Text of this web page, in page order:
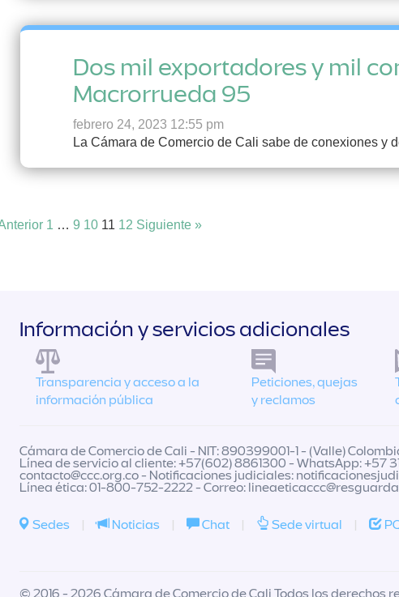
Dos mil exportadores y mil
Macrorrueda 95
febrero 24, 2023 12:55 pm
La Cámara de Comercio de Cali sabe de conexiones y
1 … 9 10 11 12 Siguiente »
Información y servicios adicionales
Transparencia y acceso a la
información pública
Peticiones, quejas
y reclamos
Cámara de Comercio de Cali - NIT: 890399001-1 - (Valle)
Línea de servicio al cliente: +57(602) 8861300 - WhatsApp: +57
contacto@ccc.org.co- Notificaciones judiciales:
Línea ética: 01-800-752-2222 - Correo:
Sedes | Noticias | Chat | Sede virtual |
© 2016 - 2026 Cámara de Comercio de Cali Todos los derechos